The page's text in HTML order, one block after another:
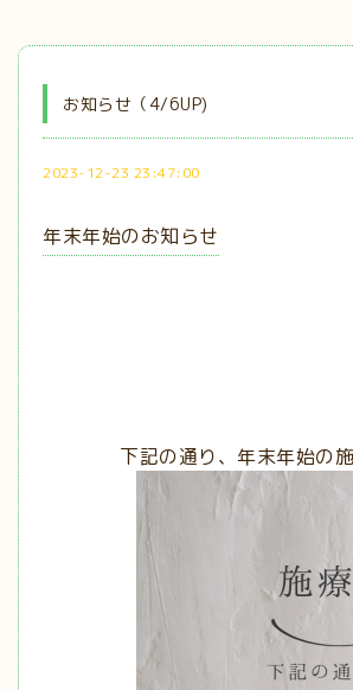
お知らせ（4/6UP)
2023-12-23 23:47:00
年末年始のお知らせ
下記の通り、年末年始の